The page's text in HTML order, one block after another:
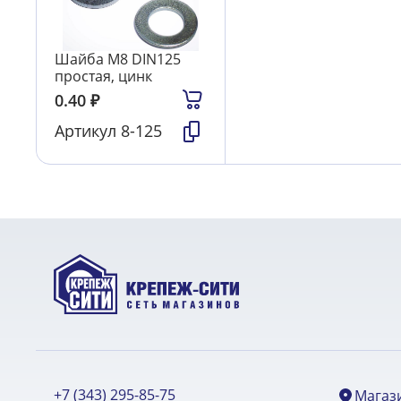
Шайба М8 DIN125
простая, цинк
0.40 ₽
Артикул 8-125
+7 (343) 295-85-75